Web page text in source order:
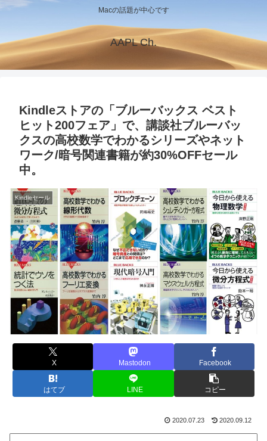
Macの話題が中心です
AAPL Ch.
Kindleストアの「ブルーバックス ベスト
ヒット200フェア」で、講談社ブルーバッ
クスの高校数学でわかるシリーズやネット
ワーク/暗号関連書籍が約30%OFFセール
中。
Kindleセール
X Mastodon Facebook
はてブ LINE コピー
2020.07.23 2020.09.12